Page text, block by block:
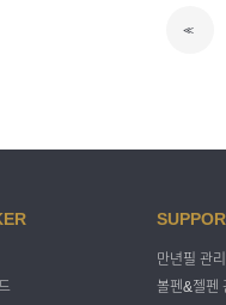
<<
만년필 관리
볼펜&젤펜